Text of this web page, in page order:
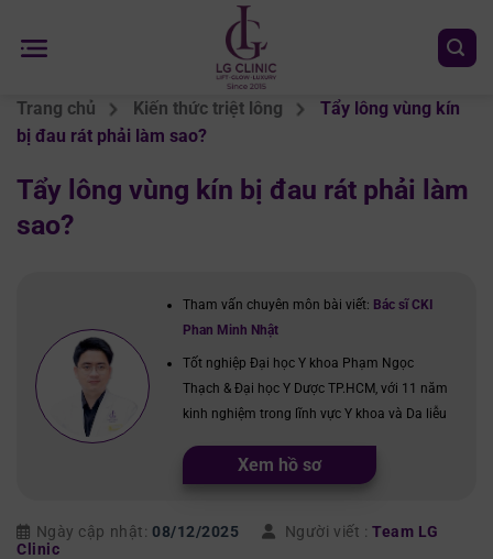
đến
Trang chủ Kiến thức triệt lông
Tẩy lông vùng kín
bị đau rát phải làm sao?
Tẩy lông vùng kín bị đau rát phải làm
sao?
Tham vấn chuyên môn bài viết: Bác sĩ CKI
Phan Minh Nhật
Tốt nghiệp Đại học Y khoa Phạm Ngọc
Thạch & Đại học Y Dược TP.HCM, với 11 năm
kinh nghiệm trong lĩnh vực Y khoa và Da liễu
Xem hồ sơ
Ngày cập nhật: 08/12/2025 Người viết : Team LG
Clinic